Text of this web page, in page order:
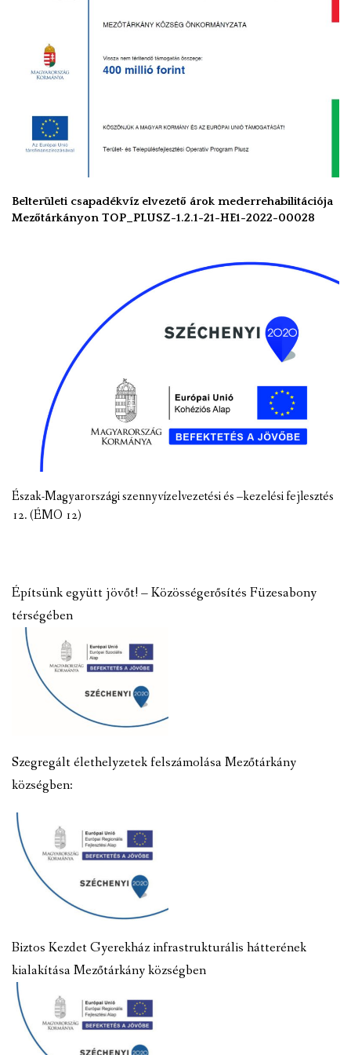
Belterületi csapadékvíz elvezető árok mederrehabilitációja
Mezőtárkányon TOP_PLUSZ-1.2.1-21-HE1-2022-00028
Észak-Magyarországi szennyvízelvezetési és –kezelési fejlesztés
12. (ÉMO 12)
Építsünk együtt jövőt! – Közösségerősítés Füzesabony
térségében
Szegregált élethelyzetek felszámolása Mezőtárkány
községben:
Biztos Kezdet Gyerekház infrastrukturális hátterének
kialakítása Mezőtárkány községben